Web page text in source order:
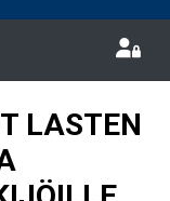
LASTEN